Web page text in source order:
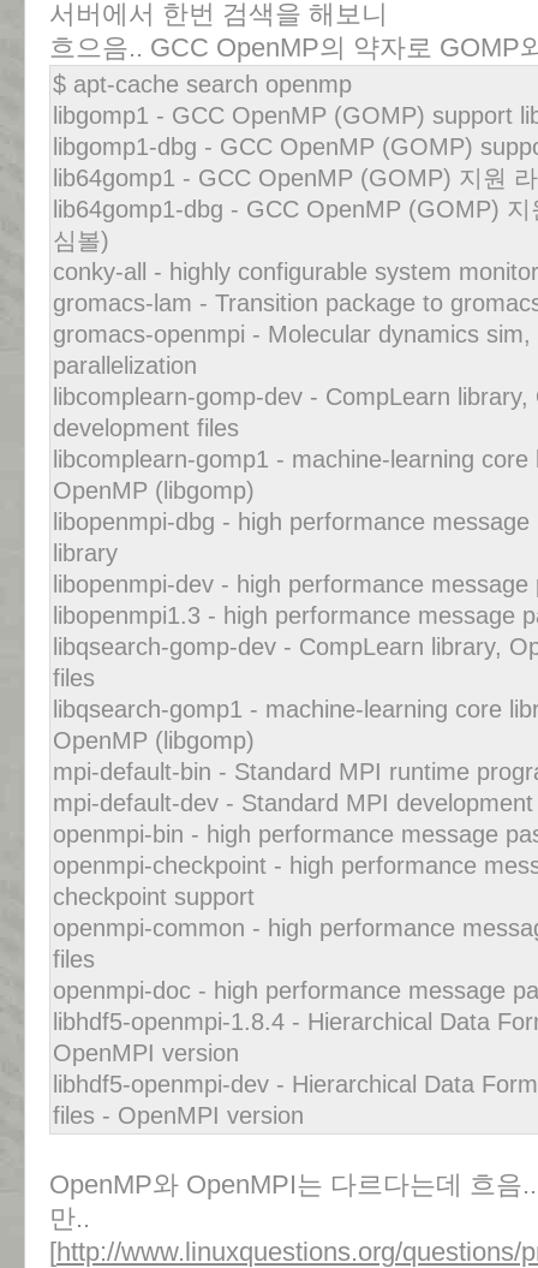
서버에서 한번 검색을 해보니
흐으음.. GCC OpenMP의 약자로 GOMP
$ apt-cache search openmp
libgomp1 - GCC OpenMP (GOMP) support
libgomp1-dbg - GCC OpenMP (GOMP)
lib64gomp1 - GCC OpenMP (GOMP) 지원
lib64gomp1-dbg - GCC OpenMP (GOMP)
심볼)
conky-all - highly configurable system
gromacs-lam - Transition package to
gromacs-openmpi - Molecular dynamics
parallelization
libcomplearn-gomp-dev - CompLearn
development files
libcomplearn-gomp1 - machine-learning
OpenMP (libgomp)
libopenmpi-dbg - high performance
library
libopenmpi-dev - high performance
libopenmpi1.3 - high performance message
libqsearch-gomp-dev - CompLearn library,
files
libqsearch-gomp1 - machine-learning core
OpenMP (libgomp)
mpi-default-bin - Standard MPI runtime
mpi-default-dev - Standard MPI
openmpi-bin - high performance message
openmpi-checkpoint - high performance
checkpoint support
openmpi-common - high performance
files
openmpi-doc - high performance message
libhdf5-openmpi-1.8.4 - Hierarchical Data
OpenMPI version
libhdf5-openmpi-dev - Hierarchical Data
files - OpenMPI version
OpenMP와 OpenMPI는 다르다는데 흐음
만..
[http://www.linuxquestions.org/questions/